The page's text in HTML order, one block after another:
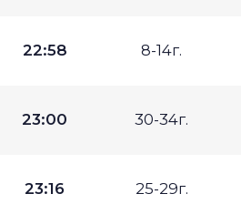
22:58 8-14г.
23:00 30-34г.
23:16 25-29г.